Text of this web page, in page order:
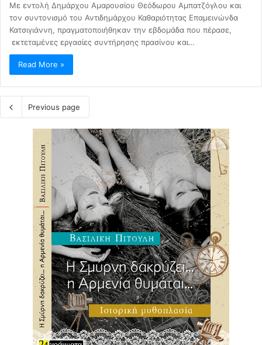
Με εντολή Δημάρχου Αμαρουσίου Θεόδωρου Αμπατζόγλου και
τον συντονισμό του Αντιδημάρχου Καθαριότητας Επαμεινώνδα
Κατσιγιάννη, πραγματοποιήθηκαν την εβδομάδα που πέρασε,
εκτεταμένες εργασίες συντήρησης πρασίνου και…
Read More »
Previous page